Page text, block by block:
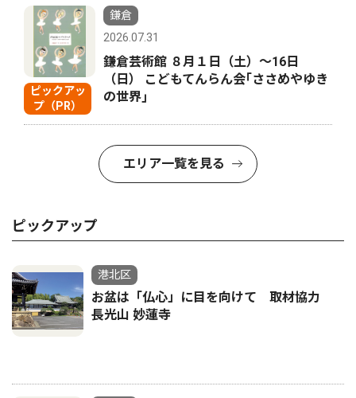
ピックアッ
プ（PR）
鎌倉
2026.07.31
鎌倉芸術館 ８月１日（土）〜16日
（日） こどもてんらん会｢ささめやゆき
の世界｣
エリア一覧を見る
ピックアップ
港北区
お盆は「仏心」に目を向けて 取材協力
長光山 妙蓮寺